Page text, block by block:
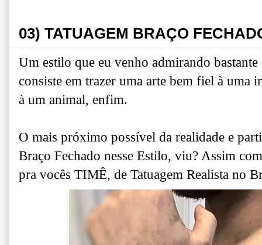
03) TATUAGEM BRAÇO
Um estilo que eu venho admirando
consiste em trazer uma arte bem fiel à uma
à um animal, enfim.
O mais próximo possível da realidade e
Braço Fechado nesse Estilo, viu? Assim
pra vocês TIMÊ, de Tatuagem Realista no